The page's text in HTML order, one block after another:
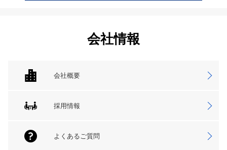
会社情報
会社概要
採用情報
よくあるご質問